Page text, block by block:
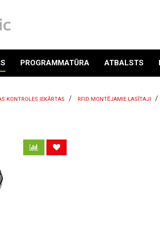
PROGRAMMATŪRA ATBALSTS
KONTROLES IEKĀRTAS RFID MONTĒJAMIE LASĪTAJI